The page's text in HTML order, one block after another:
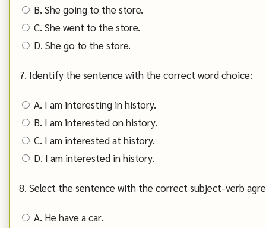
B. She going to the store.
C. She went to the store.
D. She go to the store.
7. Identify the sentence with the correct word choice:
A. I am interesting in history.
B. I am interested on history.
C. I am interested at history.
D. I am interested in history.
8. Select the sentence with the correct subject-verb
A. He have a car.